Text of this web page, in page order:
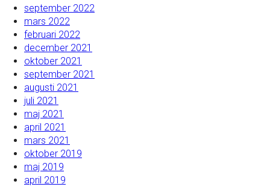
september 2022
mars 2022
februari 2022
december 2021
oktober 2021
september 2021
augusti 2021
juli 2021
maj 2021
april 2021
mars 2021
oktober 2019
maj 2019
april 2019